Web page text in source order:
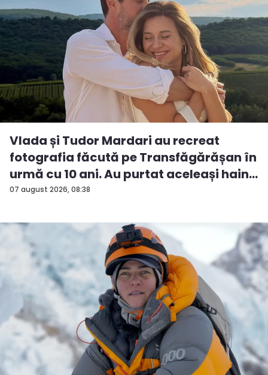
07 august 2026, 08:38
Vlada și Tudor Mardari au recreat
fotografia făcută pe Transfăgărășan în
urmă cu 10 ani. Au purtat aceleași hain...